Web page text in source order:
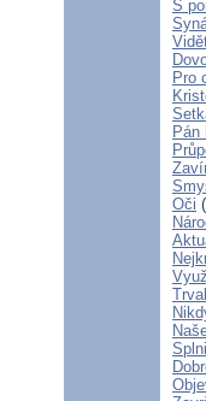
S
Pro
Pán
Oči